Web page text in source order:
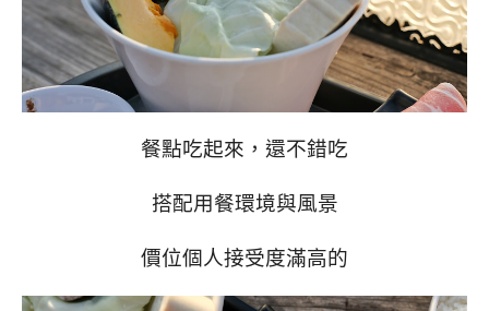
餐點吃起來，還不錯吃
搭配用餐環境與風景
價位個人接受度滿高的